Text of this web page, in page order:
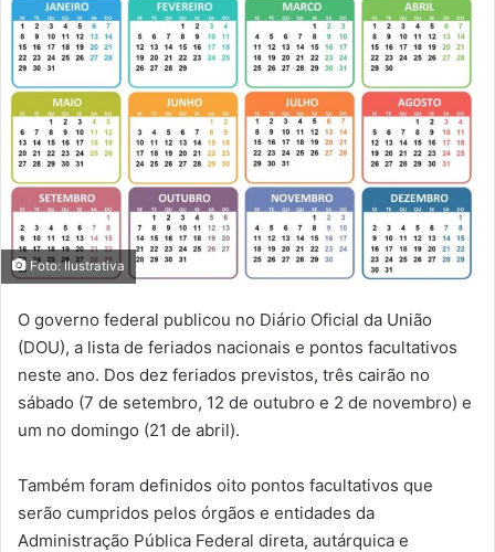
Foto: Ilustrativa
O governo federal publicou no Diário Oficial da União
(DOU), a lista de feriados nacionais e pontos facultativos
neste ano. Dos dez feriados previstos, três cairão no
sábado (7 de setembro, 12 de outubro e 2 de novembro) e
um no domingo (21 de abril).
Também foram definidos oito pontos facultativos que
serão cumpridos pelos órgãos e entidades da
Administração Pública Federal direta, autárquica e